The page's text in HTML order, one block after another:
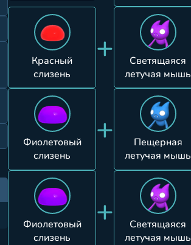
Красный
слизень
+
Светящаяся
летучая мышь
Фиолетовый
слизень
+
Пещерная
летучая мышь
Фиолетовый
слизень
+
Светящаяся
летучая мышь